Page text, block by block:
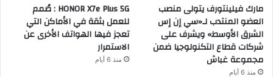
مارك فيلينتورف يتولى منصب
العضو المنتدب لـ«سي إن إس
الشرق الأوسط» ويشرف على
شركات قطاع التكنولوجيا ضمن
مجموعة غباش
منذ 6 أيام
HONOR X7e Plus 5G : صُمم
للعمل بثقة في الأماكن التي
تعجز فيها الهواتف الأخرى عن
الاستمرار
منذ 6 أيام